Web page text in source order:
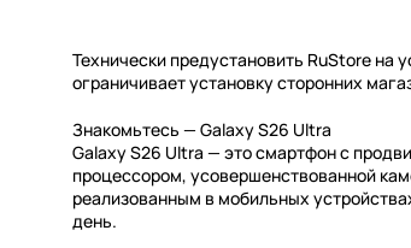
Технически предустановить RuStore на
ограничивает установку сторонних
Знакомьтесь — Galaxy S26 Ultra
Galaxy S26 Ultra — это смартфон с
процессором, усовершенствованной
реализованным в мобильных
день.